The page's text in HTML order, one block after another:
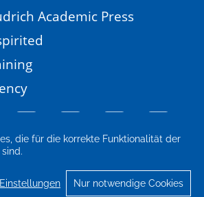
die für die korrekte Funktionalität der
Nur notwendige Cookies
Academic Press
Cookie-Einstellungen